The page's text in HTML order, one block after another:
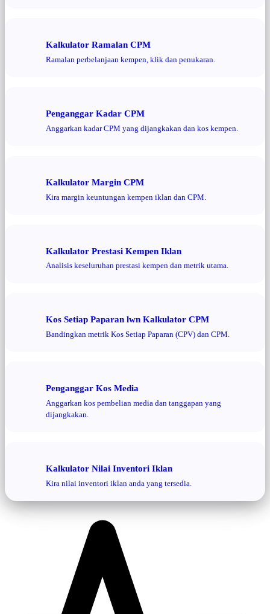
Kalkulator Ramalan CPM
Ramalan perbelanjaan kempen, klik dan penukaran.
Penganggar Kadar CPM
Anggarkan kadar CPM yang dijangkakan dan kos kempen.
Kalkulator Margin CPM
Kira margin keuntungan kempen iklan dan CPM.
Kalkulator Prestasi Kempen Iklan
Analisis keseluruhan prestasi kempen dan metrik utama.
Kos Setiap Paparan lwn Kalkulator CPM
Bandingkan metrik Kos Setiap Paparan (CPV) dan CPM.
Penganggar Kos Media
Anggarkan kos pembelian media dan tanggapan yang
dijangkakan.
Kalkulator Nilai Inventori Iklan
Kira nilai inventori iklan anda yang tersedia.